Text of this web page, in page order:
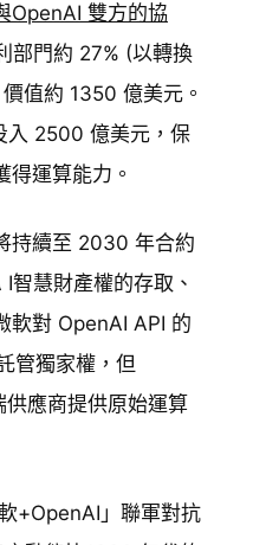
OpenAI 雙方的協
部門約 27% (以轉換
值約 1350 億美元。
入 2500 億美元，保
得運算能力。
持續至 2030 年合約
慧財產權的存取、
軟對 OpenAI API 的
管獨家權，但
應商提供原始運算
+OpenAI」聯軍對抗